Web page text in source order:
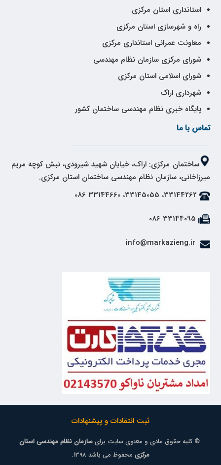
استانداری استان مرکزی
راه و شهرسازی استان مرکزی
معاونت عمرانی استانداری مرکزی
شورای مرکزی سازمان نظام مهندسی
شورای اسلامی استان مرکزی
شهرداری اراک
پایگاه خبری نظام مهندسی ساختمان کشور
تماس با ما
ساختمان مرکزی: اراک، خیابان شهید شیرودی، نبش کوچه مریم
میرزاخانی، سازمان نظام مهندسی ساختمان استان مرکزی.
33144262، 33145055، 33144660 086
33144095 086
ثبت انتقادات و پیشنهادات
© کلیه حقوق مادی و معنوی سایت برایسازمان نظام مهندسی استان
مرکزی محفوظ می باشد 1398.